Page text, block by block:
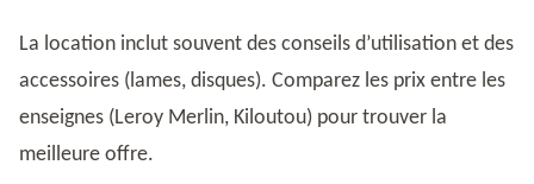
La location inclut souvent des conseils d’utilisation et des
accessoires (lames, disques). Comparez les prix entre les
enseignes (Leroy Merlin, Kiloutou) pour trouver la
meilleure offre.